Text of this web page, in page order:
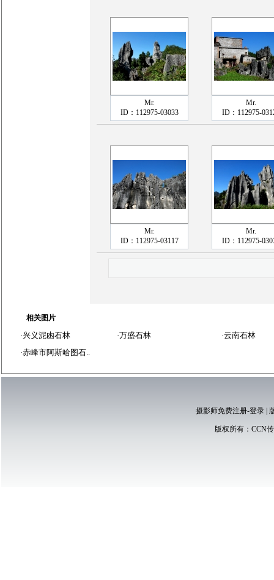
Mr.
ID：112975-03033
Mr.
ID：112975-
Mr.
ID：112975-03117
Mr.
ID：112975-
相关图片
·兴义泥凼石林
·赤峰市阿斯哈图石..
·万盛石林 ·云南石林
摄影师免费注册-登录|
版权所有： CCN